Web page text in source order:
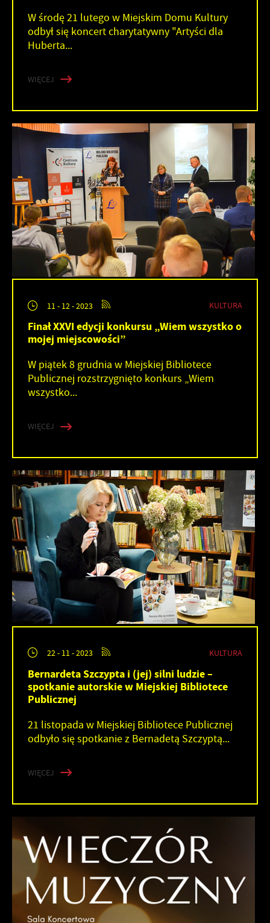
W środę 21 lutego w Miejskim Domu Kultury
odbył się koncert charytatywny "Artyści dla
Huberta...
WIĘCEJ
11 - 12 - 2023 KULTURA
Finał XXVI edycji konkursu „Wiem wszystko o
mojej miejscowości”
W piątek 8 grudnia w Miejskiej Bibliotece
Publicznej rozstrzygnięto konkurs „Wiem
wszystko...
WIĘCEJ
22 - 11 - 2023 KULTURA
Bernardeta Szczypta i (jej) silni ludzie –
spotkanie autorskie w Miejskiej Bibliotece
Publicznej
21 listopada w Miejskiej Bibliotece Publicznej
odbyło się spotkanie z Bernadetą Szczyptą...
WIĘCEJ